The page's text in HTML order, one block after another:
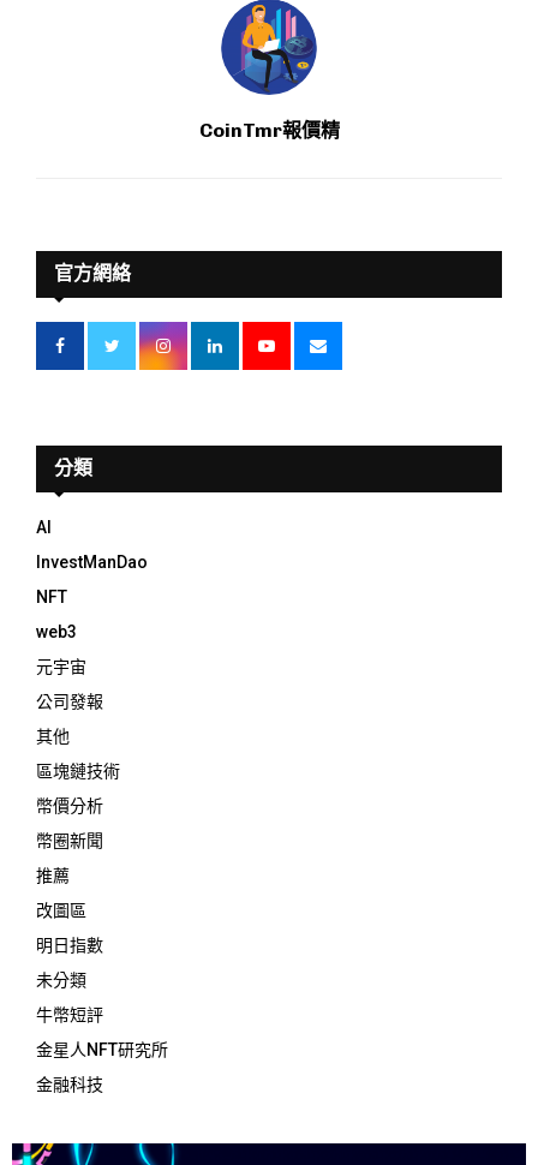
CoinTmr報價精
官方網絡
分類
AI
InvestManDao
NFT
web3
元宇宙
公司發報
其他
區塊鏈技術
幣價分析
幣圈新聞
推薦
改圖區
明日指數
未分類
牛幣短評
金星人NFT研究所
金融科技